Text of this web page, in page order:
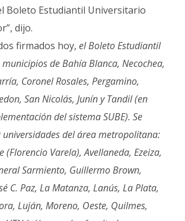
Boleto Estudiantil Universitario
dijo.
firmados hoy, el Boleto Estudiantil
de Bahía Blanca, Necochea,
Coronel Rosales, Pergamino,
San Nicolás, Junín y Tandil (en
del sistema SUBE). Se
del área metropolitana:
(Florencio Varela), Avellaneda, Ezeiza,
Sarmiento, Guillermo Brown,
C. Paz, La Matanza, Lanús, La Plata,
Luján, Moreno, Oeste, Quilmes,